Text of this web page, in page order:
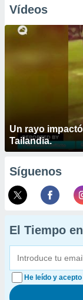
Vídeos
Un rayo
Tailandia.
Síguenos
El Tiempo
He leído y